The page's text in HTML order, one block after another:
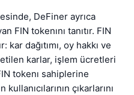
DeFiner ayrıca
FIN tokenını tanıtır. FIN
kar dağıtımı, oy hakkı ve
karlar, işlem ücretleri
tokenı sahiplerine
çıkarlarını